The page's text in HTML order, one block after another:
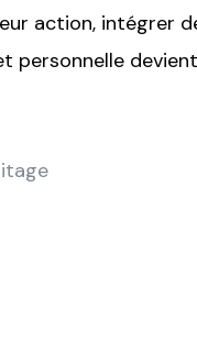
action, intégrer
personnelle